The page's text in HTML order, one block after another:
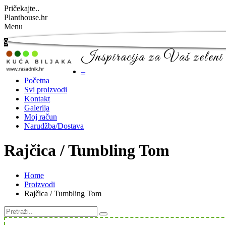
Pričekajte..
Planthouse.hr
Menu
9
Inspiracija za Vaš zeleni
–
Početna
Svi proizvodi
Kontakt
Galerija
Moj račun
Narudžba/Dostava
Rajčica / Tumbling Tom
Home
Proizvodi
Rajčica / Tumbling Tom